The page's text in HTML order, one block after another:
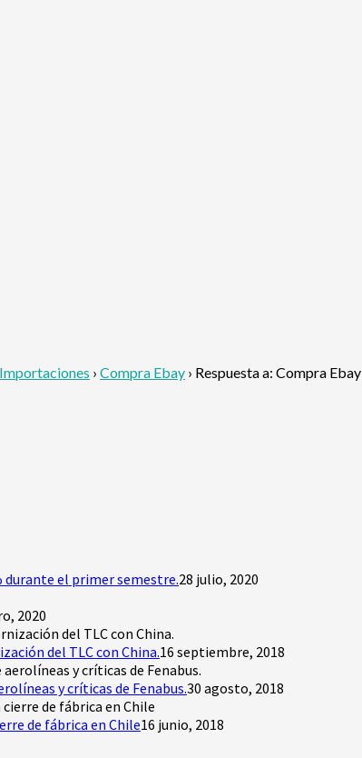
Importaciones › Compra Ebay › Respuesta a: Compra Ebay
durante el primer semestre.28 julio, 2020
2020
del TLC con China.16 septiembre, 2018
y críticas de Fenabus.30 agosto, 2018
de fábrica en Chile16 junio, 2018